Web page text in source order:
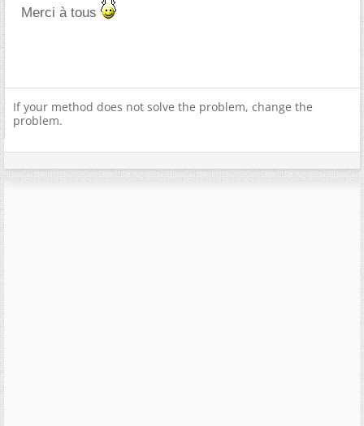
Merci à tous
If your method does not solve the problem, change the
problem.